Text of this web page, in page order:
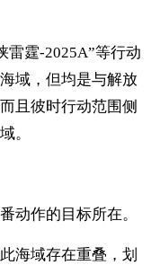
雷霆-2025A”等行动
域，但均是与解放
且彼时行动范围侧
。
动作的目标所在。
海域存在重叠，划